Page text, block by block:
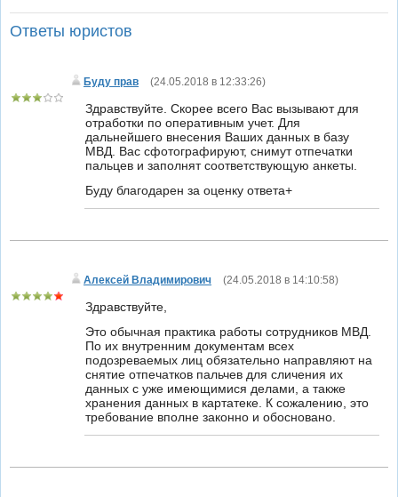
Ответы юристов
Буду прав (24.05.2018 в 12:33:26)
Здравствуйте. Скорее всего Вас вызывают для
отработки по оперативным учет. Для
дальнейшего внесения Ваших данных в базу
МВД. Вас сфотографируют, снимут отпечатки
пальцев и заполнят соответствующую анкеты.
Буду благодарен за оценку ответа+
Алексей Владимирович (24.05.2018 в 14:10:58)
Здравствуйте,
Это обычная практика работы сотрудников МВД.
По их внутренним документам всех
подозреваемых лиц обязательно направляют на
снятие отпечатков пальчев для сличения их
данных с уже имеющимися делами, а также
хранения данных в картатеке. К сожалению, это
требование вполне законно и обосновано.